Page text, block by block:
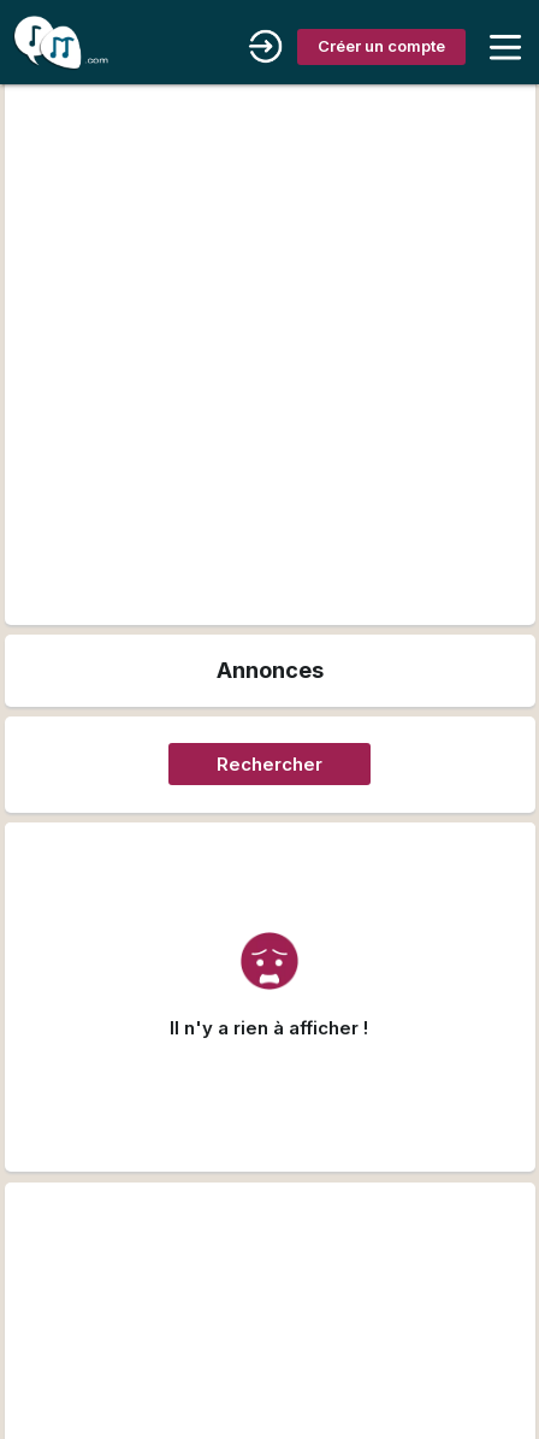
Créer un compte
Annonces
Rechercher
Il n'y a rien à afficher !